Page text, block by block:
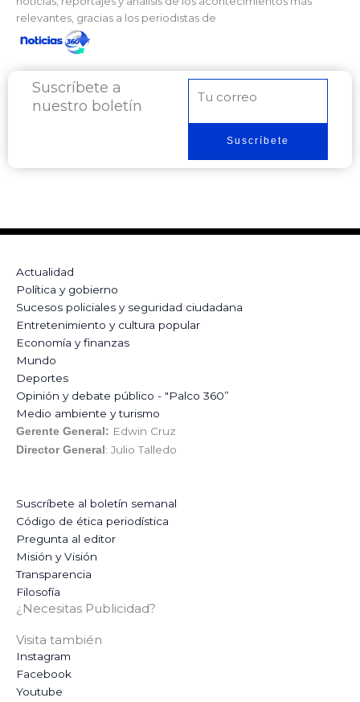
relevantes, gracias a los periodistas de
Suscríbete a
nuestro boletín
electrónico
Suscríbete
Actualidad
Política y gobierno
Sucesos policiales y seguridad ciudadana
Entretenimiento y cultura popular
Economía y finanzas
Mundo
Deportes
Opinión y debate público - "Palco 360”
Medio ambiente y turismo
Gerente General: Edwin Cruz
Director General : Julio Talledo
Suscríbete al boletín semanal
Código de ética periodística
Pregunta al editor
Misión y Visión
Transparencia
Filosofía
¿Necesitas Publicidad?
Visita también
Instagram
Facebook
Youtube